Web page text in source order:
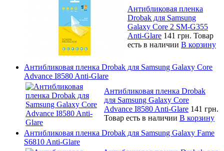
Антибликовая пленка
Drobak для Samsung
Galaxy Core 2 SM-G355
Anti-Glare 141 грн. Товар
есть в наличии В корзину
Антибликовая пленка Drobak для Samsung Galaxy Core
Advance I8580 Anti-Glare
Антибликовая пленка Drobak
для Samsung Galaxy Core
Advance I8580 Anti-Glare 141 грн.
Товар есть в наличии В корзину
Антибликовая пленка Drobak для Samsung Galaxy Fame
S6810 Anti-Glare